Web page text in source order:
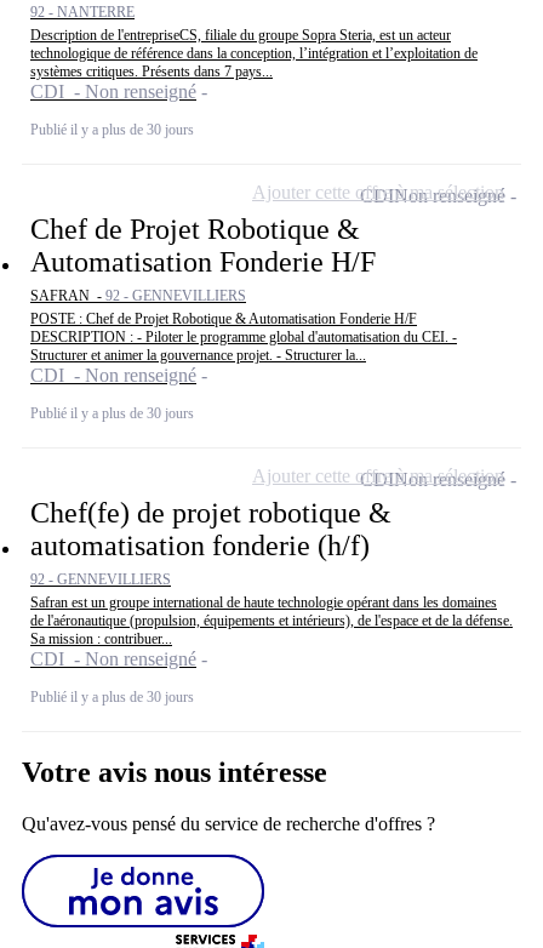
92 - NANTERRE
Description de l'entrepriseCS, filiale du groupe Sopra Steria, est un acteur
technologique de référence dans la conception, l’intégration et l’exploitation de
systèmes critiques. Présents dans 7 pays...
CDI - Non renseigné
Publié il y a plus de 30 jours
Chef de Projet Robotique &
Automatisation Fonderie H/F
SAFRAN - 92 - GENNEVILLIERS
POSTE : Chef de Projet Robotique & Automatisation Fonderie H/F
DESCRIPTION : - Piloter le programme global d'automatisation du CEI. -
Structurer et animer la gouvernance projet. - Structurer la...
CDI - Non renseigné
Publié il y a plus de 30 jours
CDINon renseigné
Ajouter cette offre à ma sélection
Chef(fe) de projet robotique &
automatisation fonderie (h/f)
92 - GENNEVILLIERS
Safran est un groupe international de haute technologie opérant dans les domaines
de l'aéronautique (propulsion, équipements et intérieurs), de l'espace et de la défense.
Sa mission : contribuer...
CDI - Non renseigné
Publié il y a plus de 30 jours
CDINon renseigné
Ajouter cette offre à ma sélection
Votre avis nous intéresse
Qu'avez-vous pensé du service de recherche d'offres ?